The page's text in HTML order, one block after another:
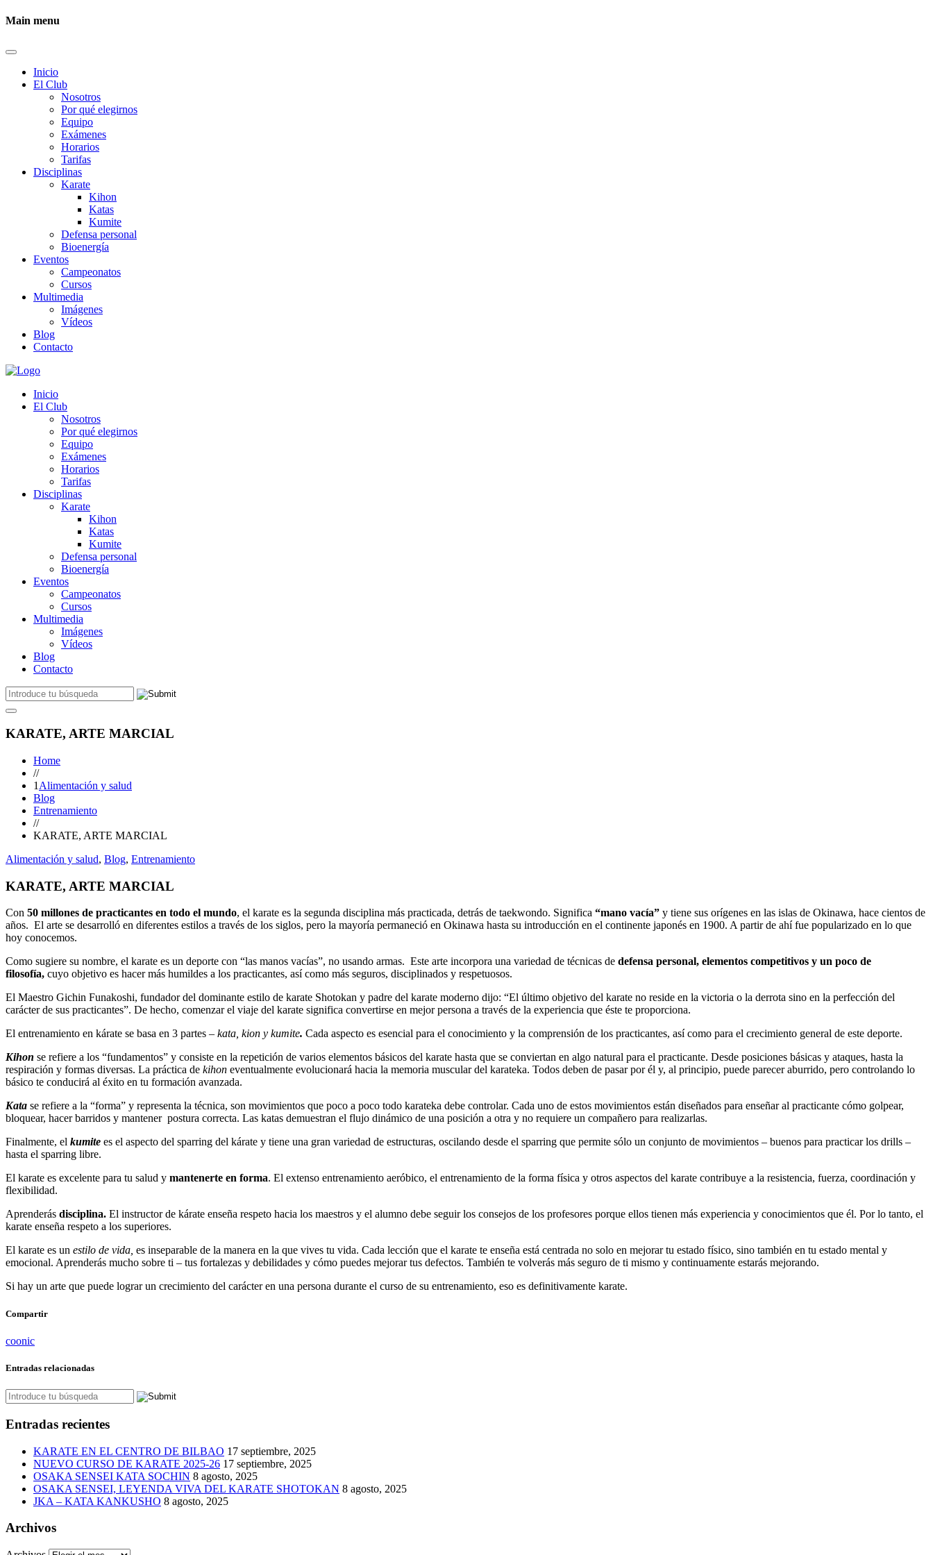
Main menu
Inicio
El Club
Nosotros
Por qué elegirnos
Equipo
Exámenes
Horarios
Tarifas
Disciplinas
Karate
Kihon
Katas
Kumite
Defensa personal
Bioenergía
Eventos
Campeonatos
Cursos
Multimedia
Imágenes
Vídeos
Blog
Contacto
Inicio
El Club
Nosotros
Por qué elegirnos
Equipo
Exámenes
Horarios
Tarifas
Disciplinas
Karate
Kihon
Katas
Kumite
Defensa personal
Bioenergía
Eventos
Campeonatos
Cursos
Multimedia
Imágenes
Vídeos
Blog
Contacto
KARATE, ARTE MARCIAL
Home
//
1 Alimentación y salud
Blog
Entrenamiento
//
KARATE, ARTE MARCIAL
Alimentación y salud, Blog, Entrenamiento
KARATE, ARTE MARCIAL
Con 50 millones de practicantes en todo el mundo, el karate es la segunda disciplina más practicada, detrás de taekwondo. Significa “mano vacía” y tiene sus orígenes en las islas de Okinawa, hace cientos de
años. El arte se desarrolló en diferentes estilos a través de los siglos, pero la mayoría permaneció en Okinawa hasta su introducción en el continente japonés en 1900. A partir de ahí fue popularizado en lo que
hoy conocemos.
Como sugiere su nombre, el karate es un deporte con “las manos vacías”, no usando armas. Este arte incorpora una variedad de técnicas de defensa personal, elementos competitivos y un poco de
filosofía, cuyo objetivo es hacer más humildes a los practicantes, así como más seguros, disciplinados y respetuosos.
El Maestro Gichin Funakoshi, fundador del dominante estilo de karate Shotokan y padre del karate moderno dijo: “El último objetivo del karate no reside en la victoria o la derrota sino en la perfección del
carácter de sus practicantes”. De hecho, comenzar el viaje del karate significa convertirse en mejor persona a través de la experiencia que éste te proporciona.
El entrenamiento en kárate se basa en 3 partes – kata, kion y kumite. Cada aspecto es esencial para el conocimiento y la comprensión de los practicantes, así como para el crecimiento general de este deporte.
Kihon se refiere a los “fundamentos” y consiste en la repetición de varios elementos básicos del karate hasta que se conviertan en algo natural para el practicante. Desde posiciones básicas y ataques, hasta la
respiración y formas diversas. La práctica de kihon eventualmente evolucionará hacia la memoria muscular del karateka. Todos deben de pasar por él y, al principio, puede parecer aburrido, pero controlando lo
básico te conducirá al éxito en tu formación avanzada.
Kata se refiere a la “forma” y representa la técnica, son movimientos que poco a poco todo karateka debe controlar. Cada uno de estos movimientos están diseñados para enseñar al practicante cómo golpear,
bloquear, hacer barridos y mantener postura correcta. Las katas demuestran el flujo dinámico de una posición a otra y no requiere un compañero para realizarlas.
Finalmente, el kumite es el aspecto del sparring del kárate y tiene una gran variedad de estructuras, oscilando desde el sparring que permite sólo un conjunto de movimientos – buenos para practicar los drills –
hasta el sparring libre.
El karate es excelente para tu salud y mantenerte en forma. El extenso entrenamiento aeróbico, el entrenamiento de la forma física y otros aspectos del karate contribuye a la resistencia, fuerza, coordinación y
flexibilidad.
Aprenderás disciplina. El instructor de kárate enseña respeto hacia los maestros y el alumno debe seguir los consejos de los profesores porque ellos tienen más experiencia y conocimientos que él. Por lo tanto, el
karate enseña respeto a los superiores.
El karate es un estilo de vida, es inseparable de la manera en la que vives tu vida. Cada lección que el karate te enseña está centrada no solo en mejorar tu estado físico, sino también en tu estado mental y
emocional. Aprenderás mucho sobre ti – tus fortalezas y debilidades y cómo puedes mejorar tus defectos. También te volverás más seguro de ti mismo y continuamente estarás mejorando.
Si hay un arte que puede lograr un crecimiento del carácter en una persona durante el curso de su entrenamiento, eso es definitivamente karate.
Compartir
coonic
Entradas relacionadas
Entradas recientes
KARATE EN EL CENTRO DE BILBAO 17 septiembre, 2025
NUEVO CURSO DE KARATE 2025-26 17 septiembre, 2025
OSAKA SENSEI KATA SOCHIN 8 agosto, 2025
OSAKA SENSEI, LEYENDA VIVA DEL KARATE SHOTOKAN 8 agosto, 2025
JKA – KATA KANKUSHO 8 agosto, 2025
Archivos